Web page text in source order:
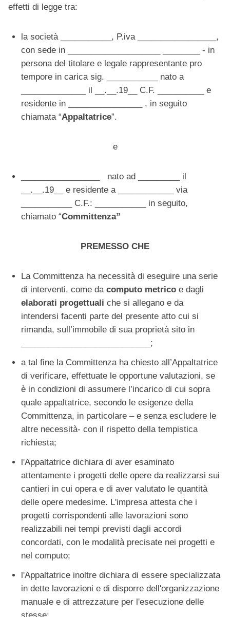
effetti di legge tra:
la società ___________, P.iva _________________,
con sede in ____________________ ________ - in
persona del titolare e legale rappresentante pro
tempore in carica sig. ___________ nato a
______________ il __.__.19__ C.F. __________ e
residente in ________________ , in seguito
chiamata “Appaltatrice”.
e
nato ad _________ il
__.__.19__ e residente a ____________ via
___________ C.F.: ___________ in seguito,
chiamato “Committenza”
PREMESSO CHE
La Committenza ha necessità di eseguire una serie
di interventi, come da computo metrico e dagli
elaborati progettuali che si allegano e da
intendersi facenti parte del presente atto cui si
rimanda, sull’immobile di sua proprietà sito in
____________________________;
a tal fine la Committenza ha chiesto all’Appaltatrice
di verificare, effettuate le opportune valutazioni, se
è in condizioni di assumere l’incarico di cui sopra
quale appaltatrice, secondo le esigenze della
Committenza, in particolare – e senza escludere le
altre necessità- con il rispetto della tempistica
richiesta;
l'Appaltatrice dichiara di aver esaminato
attentamente i progetti delle opere da realizzarsi sui
cantieri in cui opera e di aver valutato le quantità
delle opere medesime. L'impresa attesta che i
progetti corrispondenti alle lavorazioni sono
realizzabili nei tempi previsti dagli accordi
concordati, con le modalità precisate nei progetti e
nel computo;
l'Appaltatrice inoltre dichiara di essere specializzata
in dette lavorazioni e di disporre dell'organizzazione
manuale e di attrezzature per l'esecuzione delle